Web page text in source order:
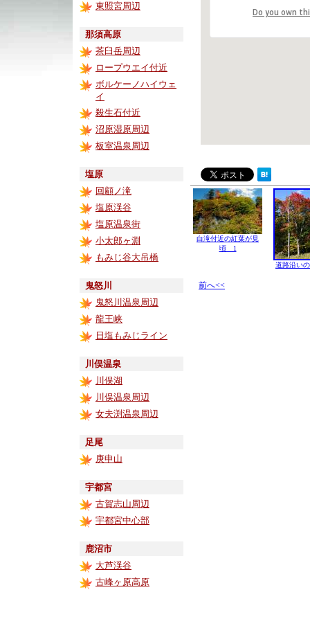
東照宮周辺
那須高原
茶臼岳周辺
ロープウエイ付近
ボルケーノハイウェ
イ
殺生石付近
沼原湿原周辺
板室温泉周辺
塩原
回顧ノ滝
塩原渓谷
塩原温泉街
小太郎ヶ淵
もみじ谷大吊橋
鬼怒川
鬼怒川温泉周辺
龍王峡
日塩もみじライン
川俣温泉
川俣湖
川俣温泉周辺
女夫渕温泉周辺
足尾
庚申山
宇都宮
古賀志山周辺
宇都宮中心部
鹿沼市
大芦渓谷
古峰ヶ原高原
Do you own
白滝付近の紅葉が見
頃 1
道路沿い
前へ<<